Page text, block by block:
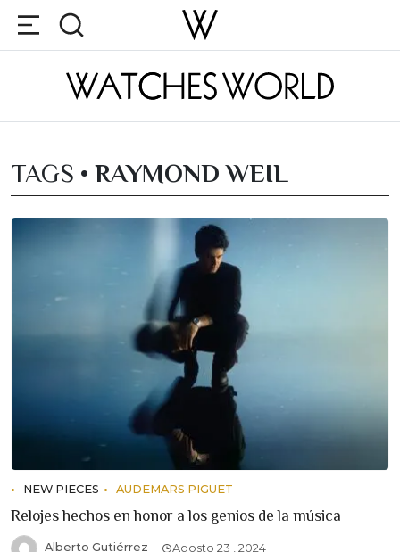
TAGS • RAYMOND WEIL
NEW PIECES AUDEMARS PIGUET
Relojes hechos en honor a los genios de la música
Alberto Gutiérrez Agosto 23 , 2024